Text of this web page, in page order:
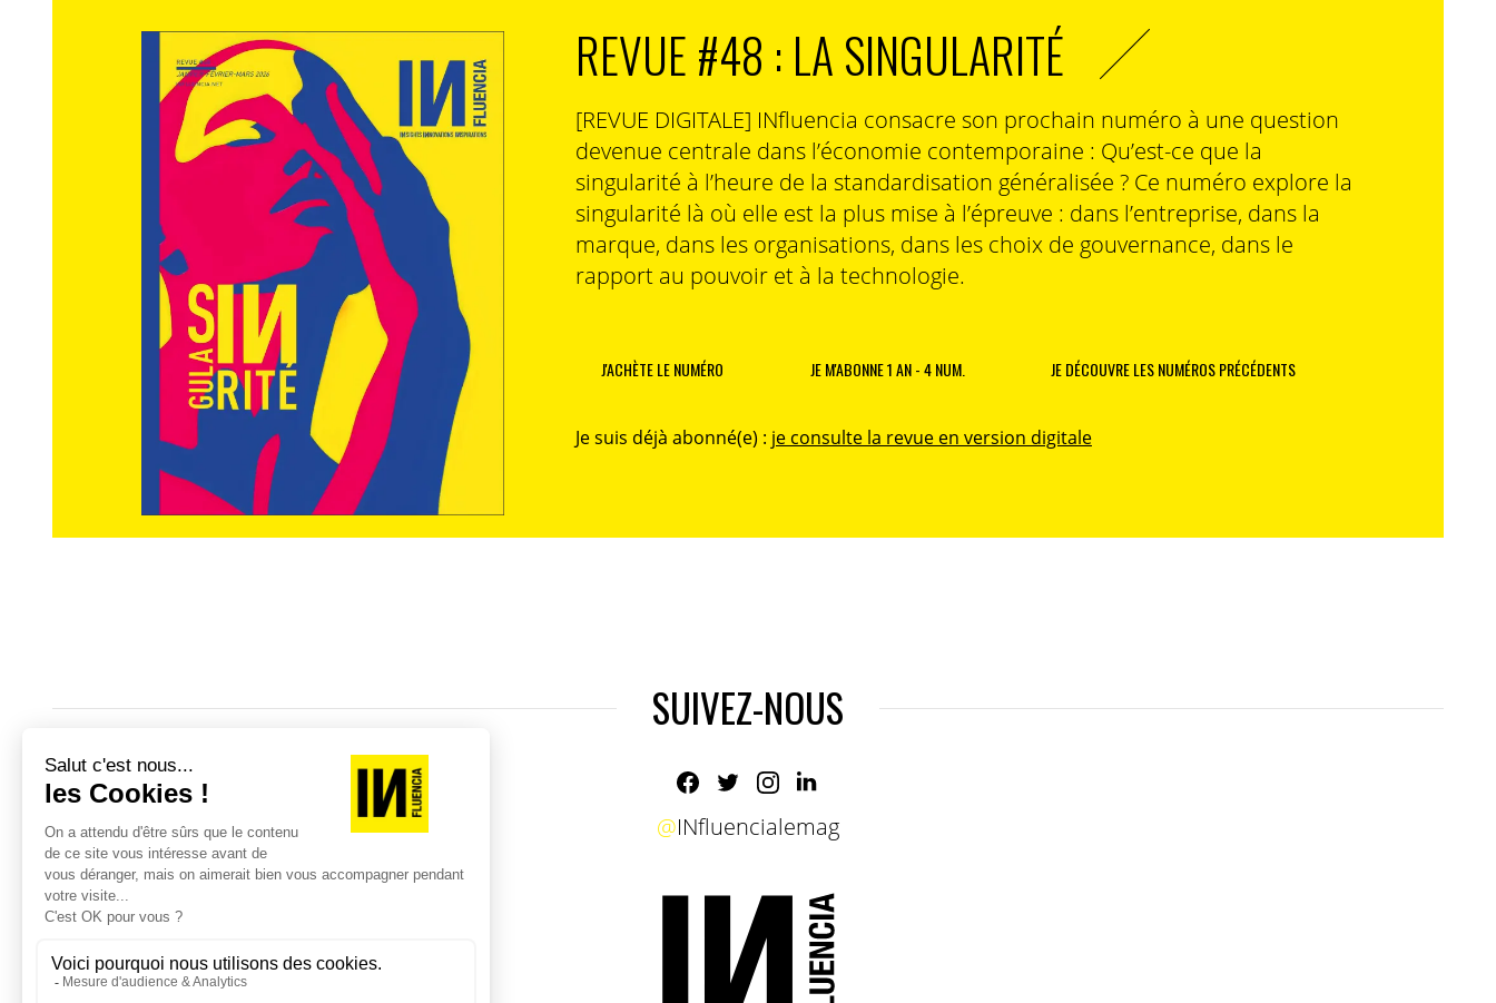
REVUE #48 : LA SINGULARITÉ
[REVUE DIGITALE] INfluencia consacre son prochain numéro à une question
devenue centrale dans l’économie contemporaine : Qu’est-ce que la
singularité à l’heure de la standardisation généralisée ? Ce numéro explore la
singularité là où elle est la plus mise à l’épreuve : dans l’entreprise, dans la
marque, dans les organisations, dans les choix de gouvernance, dans le
rapport au pouvoir et à la technologie.
J'ACHÈTE LE NUMÉRO JE M'ABONNE 1 AN - 4 NUM. JE DÉCOUVRE LES NUMÉROS PRÉCÉDENTS
Je suis déjà abonné(e) : je consulte la revue en version digitale
SUIVEZ-NOUS
@INfluencialemag